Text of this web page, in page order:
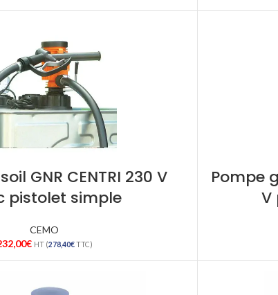
GNR CENTRI 230 V
pistolet simple
CEMO
€ HT (278,40€TTC)
Pompe
V